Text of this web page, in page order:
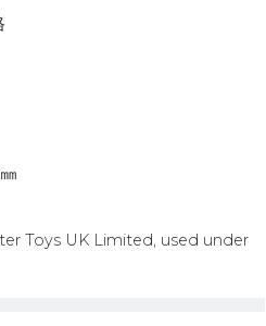
Toys UK Limited, used under